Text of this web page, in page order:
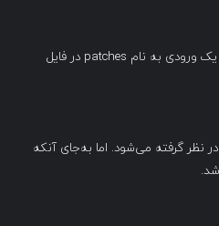
هر سه بسته، شامل “librewolf-fix-bin”، “firefox-patch-bin” و “zen-browser-patched-bin”، دارای یک ورودی به نام patches در فایل
در فرآیند ساخت بسته (build)، این مخزن کلون شده و به‌عنوان بخشی از مراحل patching و build در نظر گرفته می‌شود. اما به‌جای آنکه